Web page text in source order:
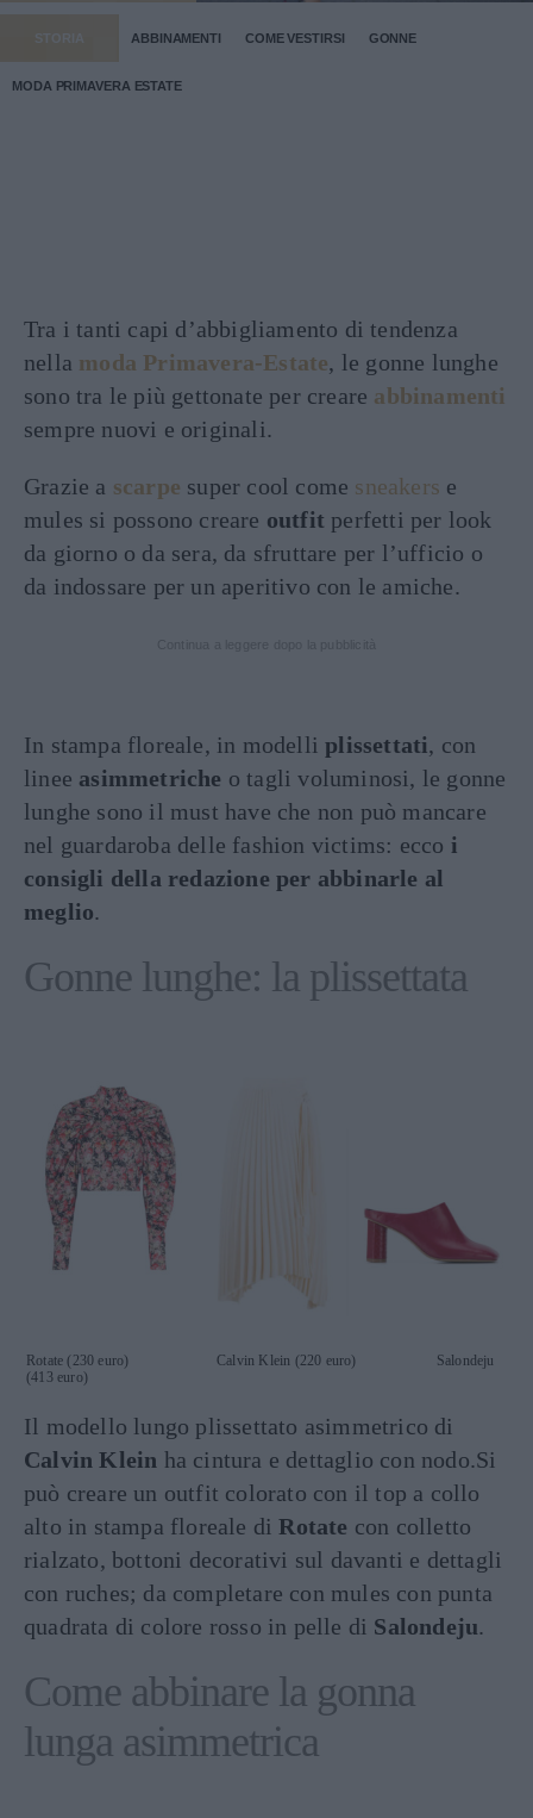
STORIA ABBINAMENTI COME VESTIRSI GONNE
MODA PRIMAVERA ESTATE
Tra i tanti capi d’abbigliamento di tendenza
nella moda Primavera-Estate, le gonne lunghe
sono tra le più gettonate per creare abbinamenti
sempre nuovi e originali.
Grazie a scarpe super cool come sneakers e
mules si possono creare outfit perfetti per look
da giorno o da sera, da sfruttare per l’ufficio o
da indossare per un aperitivo con le amiche.
In stampa floreale, in modelliplissettati, con
linee asimmetriche o tagli voluminosi, le gonne
lunghe sono il must have che non può mancare
nel guardaroba delle fashion victims: ecco i
consigli della redazione per abbinarle al
meglio.
Gonne lunghe: la plissettata
Rotate (230 euro) Calvin Klein (220 euro) Salondeju
(413 euro)
Il modello lungo plissettato asimmetrico di
Calvin Klein ha cintura e dettaglio con nodo.Si
può creare un outfit colorato con il top a collo
alto in stampa floreale diRotate con colletto
rialzato, bottoni decorativi sul davanti e dettagli
con ruches; da completare con mules con punta
quadrata di colore rosso in pelle di Salondeju.
Come abbinare la gonna
lunga asimmetrica